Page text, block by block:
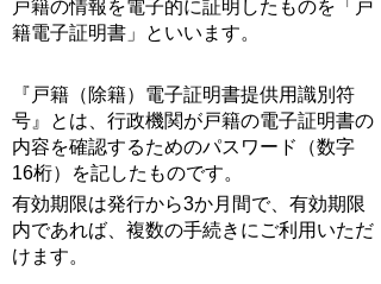
戸籍の情報を電子的に証明したものを「戸
籍電子証明書」といいます。
『戸籍（除籍）電子証明書提供用識別符
号』とは、行政機関が戸籍の電子証明書の
内容を確認するためのパスワード（数字
16桁）を記したものです。
有効期限は発行から3か月間で、有効期限
内であれば、複数の手続きにご利用いただ
けます。